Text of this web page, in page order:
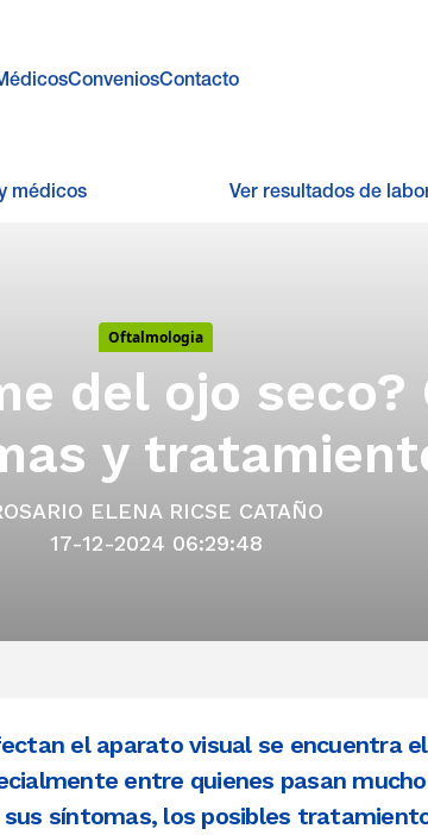
ConveniosContacto
médicos Ver resultados de
Oftalmologia
del ojo seco?
y
ELENA RICSE CATAÑO
17-12-2024 06:29:48
el aparato visual se encuentra
entre quienes pasan
síntomas, los posibles